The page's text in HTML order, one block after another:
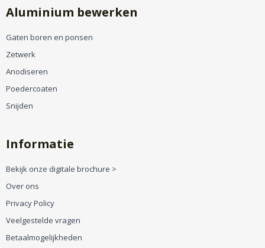
Aluminium bewerken
Gaten boren en ponsen
Zetwerk
Anodiseren
Poedercoaten
Snijden
Informatie
Bekijk onze digitale brochure >
Over ons
Privacy Policy
Veelgestelde vragen
Betaalmogelijkheden